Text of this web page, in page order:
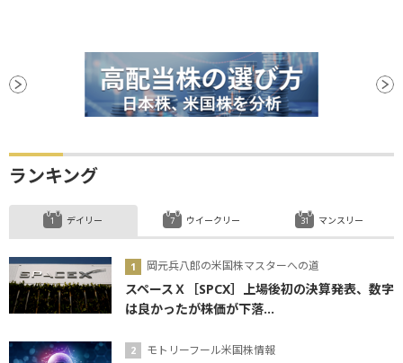
ランキング
デイリー
岡元兵八郎の米国株マスターへの道
スペースＸ［SPCX］上場後初の決算発表、数字
は良かったが株価が下落...
モトリーフール米国株情報
ウイークリー マンスリー